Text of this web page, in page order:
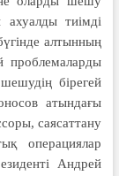
тиімді
алтынның
проблемаларды
бірегей
атындағы
саясаттану
операциялар
Андрей